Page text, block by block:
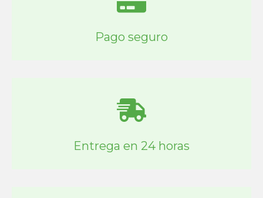
Pago seguro
Entrega en 24 horas